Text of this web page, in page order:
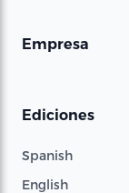
Empresa
Ediciones
Spanish
English